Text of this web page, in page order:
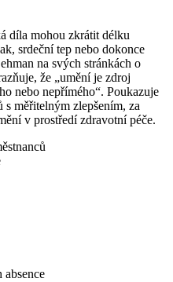
díla mohou zkrátit délku
srdeční tep nebo dokonce
na svých stránkách o
že „umění je zdroj
nebo nepřímého“. Poukazuje
měřitelným zlepšením, za
v prostředí zdravotní péče.
absence